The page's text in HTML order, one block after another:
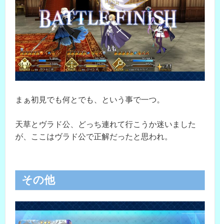
まぁ初見でも何とでも、という事で一つ。
天草とヴラド公、どっち連れて行こうか迷いました
が、ここはヴラド公で正解だったと思われ。
その他